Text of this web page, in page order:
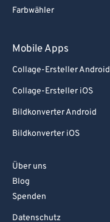
Farbwähler
Mobile Apps
Collage-Ersteller Android
Collage-Ersteller iOS
Bildkonverter Android
Bildkonverter iOS
Über uns
Blog
Spenden
Datenschutz